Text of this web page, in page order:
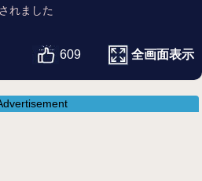
れました
609 全画面表示